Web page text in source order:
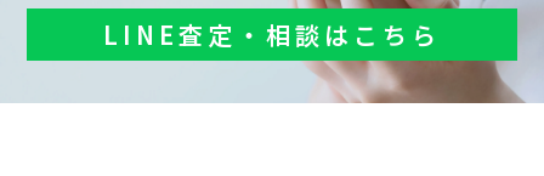
LINE査定・相談はこちら